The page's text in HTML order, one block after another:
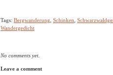
Tags: Bergwanderung Schinken
Wandergedicht
No comments yet.
Leave a comment